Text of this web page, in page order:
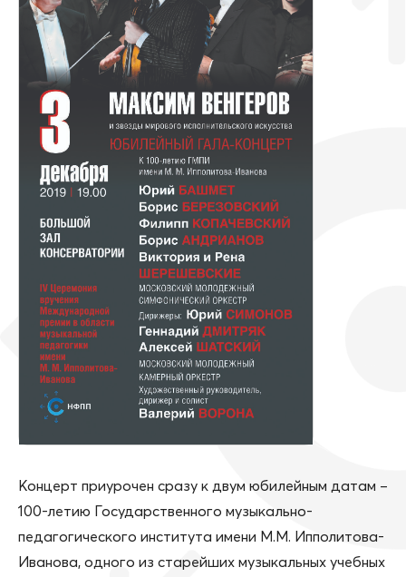
Концерт приурочен сразу к двум юбилейным датам –
100-летию Государственного музыкально-
педагогического института имени М.М. Ипполитова-
Иванова, одного из старейших музыкальных учебных